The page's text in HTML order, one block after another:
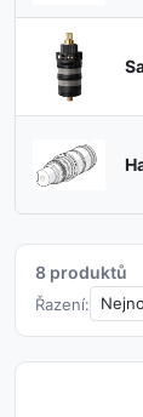
8 produktů
Řazení: